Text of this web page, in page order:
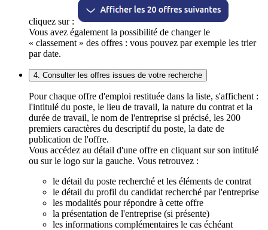
cliquez sur :
Vous avez également la possibilité de changer le
« classement » des offres : vous pouvez par exemple les trier
par date.
4. Consulter les offres issues de votre recherche
Pour chaque offre d'emploi restituée dans la liste, s'affichent :
l'intitulé du poste, le lieu de travail, la nature du contrat et la
durée de travail, le nom de l'entreprise si précisé, les 200
premiers caractères du descriptif du poste, la date de
publication de l'offre.
Vous accédez au détail d'une offre en cliquant sur son intitulé
ou sur le logo sur la gauche. Vous retrouvez :
le détail du poste recherché et les éléments de contrat
le détail du profil du candidat recherché par l'entreprise
les modalités pour répondre à cette offre
la présentation de l'entreprise (si présente)
les informations complémentaires le cas échéant